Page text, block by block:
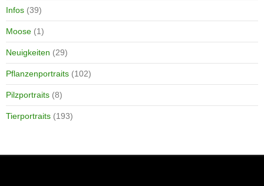
Infos (39)
Moose (1)
Neuigkeiten (29)
Pflanzenportraits (102)
Pilzportraits (8)
Tierportraits (193)